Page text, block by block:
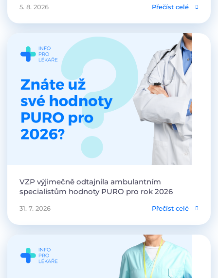
5. 8. 2026 Přečíst celé
VZP výjimečně odtajnila ambulantním
specialistům hodnoty PURO pro rok 2026
31. 7. 2026 Přečíst celé